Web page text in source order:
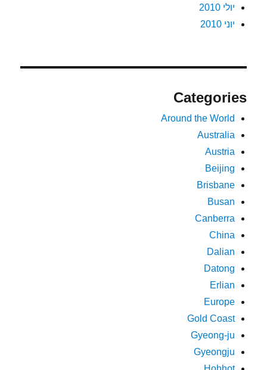
יולי 2010
יוני 2010
Categories
Around the World
Australia
Austria
Beijing
Brisbane
Busan
Canberra
China
Dalian
Datong
Erlian
Europe
Gold Coast
Gyeong-ju
Gyeongju